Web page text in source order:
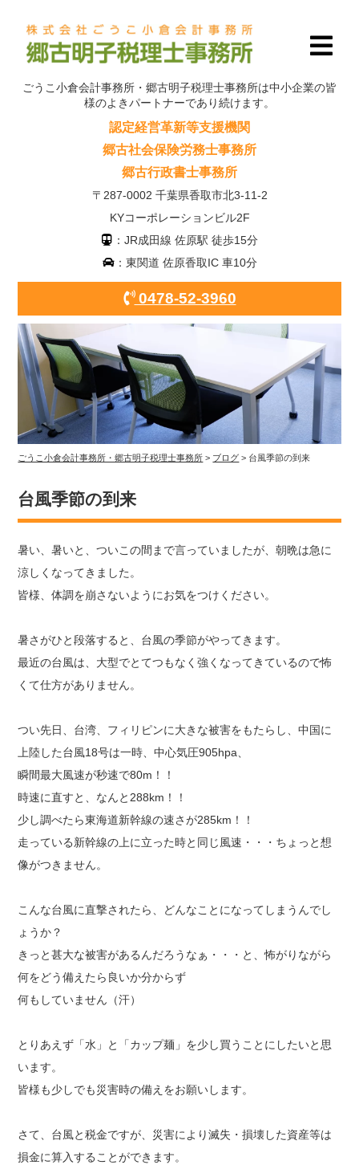
ごうこ小倉会計事務所・郷古明子税理士事務所は中小企業の皆
様のよきパートナーであり続けます。
認定経営革新等支援機関
郷古社会保険労務士事務所
郷古行政書士事務所
〒287-0002 千葉県香取市北3-11-2
KYコーポレーションビル2F
：JR成田線 佐原駅 徒歩15分
：東関道 佐原香取IC 車10分
0478-52-3960
ごうこ小倉会計事務所・郷古明子税理士事務所 > ブログ > 台風季節の到来
台風季節の到来
暑い、暑いと、ついこの間まで言っていましたが、朝晩は急に
涼しくなってきました。
皆様、体調を崩さないようにお気をつけください。
暑さがひと段落すると、台風の季節がやってきます。
最近の台風は、大型でとてつもなく強くなってきているので怖
くて仕方がありません。
つい先日、台湾、フィリピンに大きな被害をもたらし、中国に
上陸した台風18号は一時、中心気圧905hpa、
瞬間最大風速が秒速で80m！！
時速に直すと、なんと288km！！
少し調べたら東海道新幹線の速さが285km！！
走っている新幹線の上に立った時と同じ風速・・・ちょっと想
像がつきません。
こんな台風に直撃されたら、どんなことになってしまうんでし
ょうか？
きっと甚大な被害があるんだろうなぁ・・・と、怖がりながら
何をどう備えたら良いか分からず
何もしていません（汗）
とりあえず「水」と「カップ麺」を少し買うことにしたいと思
います。
皆様も少しでも災害時の備えをお願いします。
さて、台風と税金ですが、災害により滅失・損壊した資産等は
損金に算入することができます。